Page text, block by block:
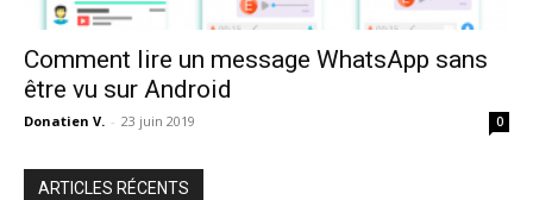
Comment lire un message WhatsApp sans
être vu sur Android
Donatien V. - 23 juin 2019 0
ARTICLES RÉCENTS